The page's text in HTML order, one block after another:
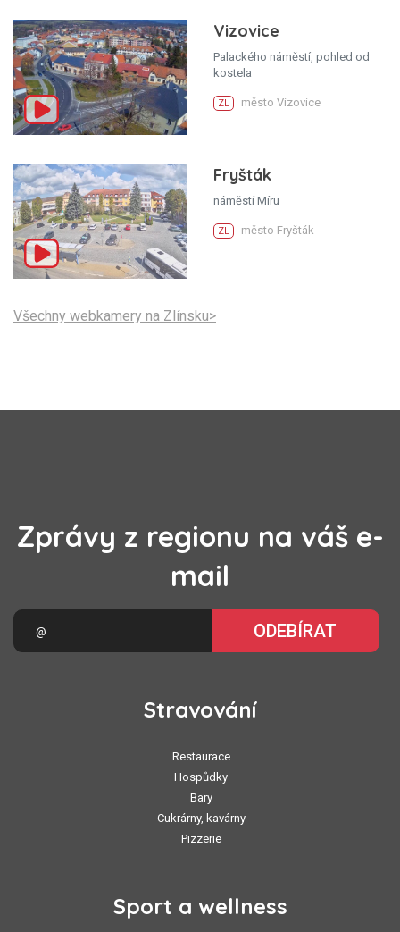
Vizovice
Palackého náměstí, pohled od
kostela
ZL město Vizovice
Fryšták
náměstí Míru
ZL město Fryšták
Všechny webkamery na Zlínsku>
Zprávy z regionu na váš e-
mail
ODEBÍRAT
Stravování
Restaurace
Hospůdky
Bary
Cukrárny, kavárny
Pizzerie
Sport a wellness